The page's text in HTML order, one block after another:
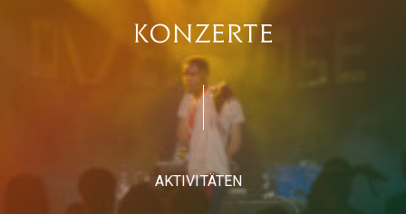
Konzerte
AKTIVITÄTEN